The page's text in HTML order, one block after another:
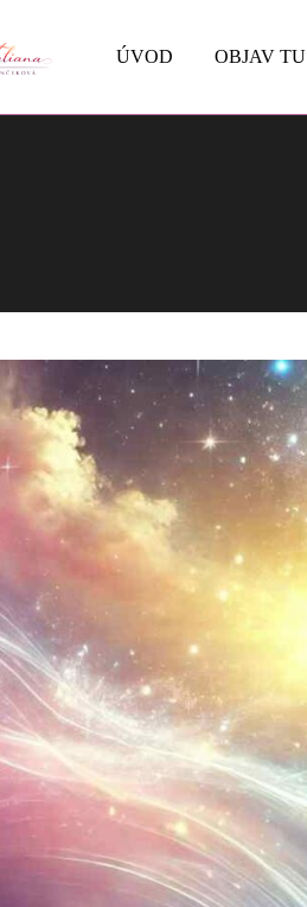
ÚVOD OBJAV TU